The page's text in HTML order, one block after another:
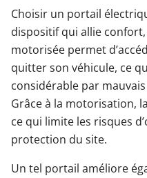
M'identifier
Conseils gratuits
Choisir un portail
dispositif qui allie
motorisée permet
quitter son véhicule, ce
considérable par
Grâce à la motorisation,
ce qui limite les risques
protection du site.
Un tel portail améliore